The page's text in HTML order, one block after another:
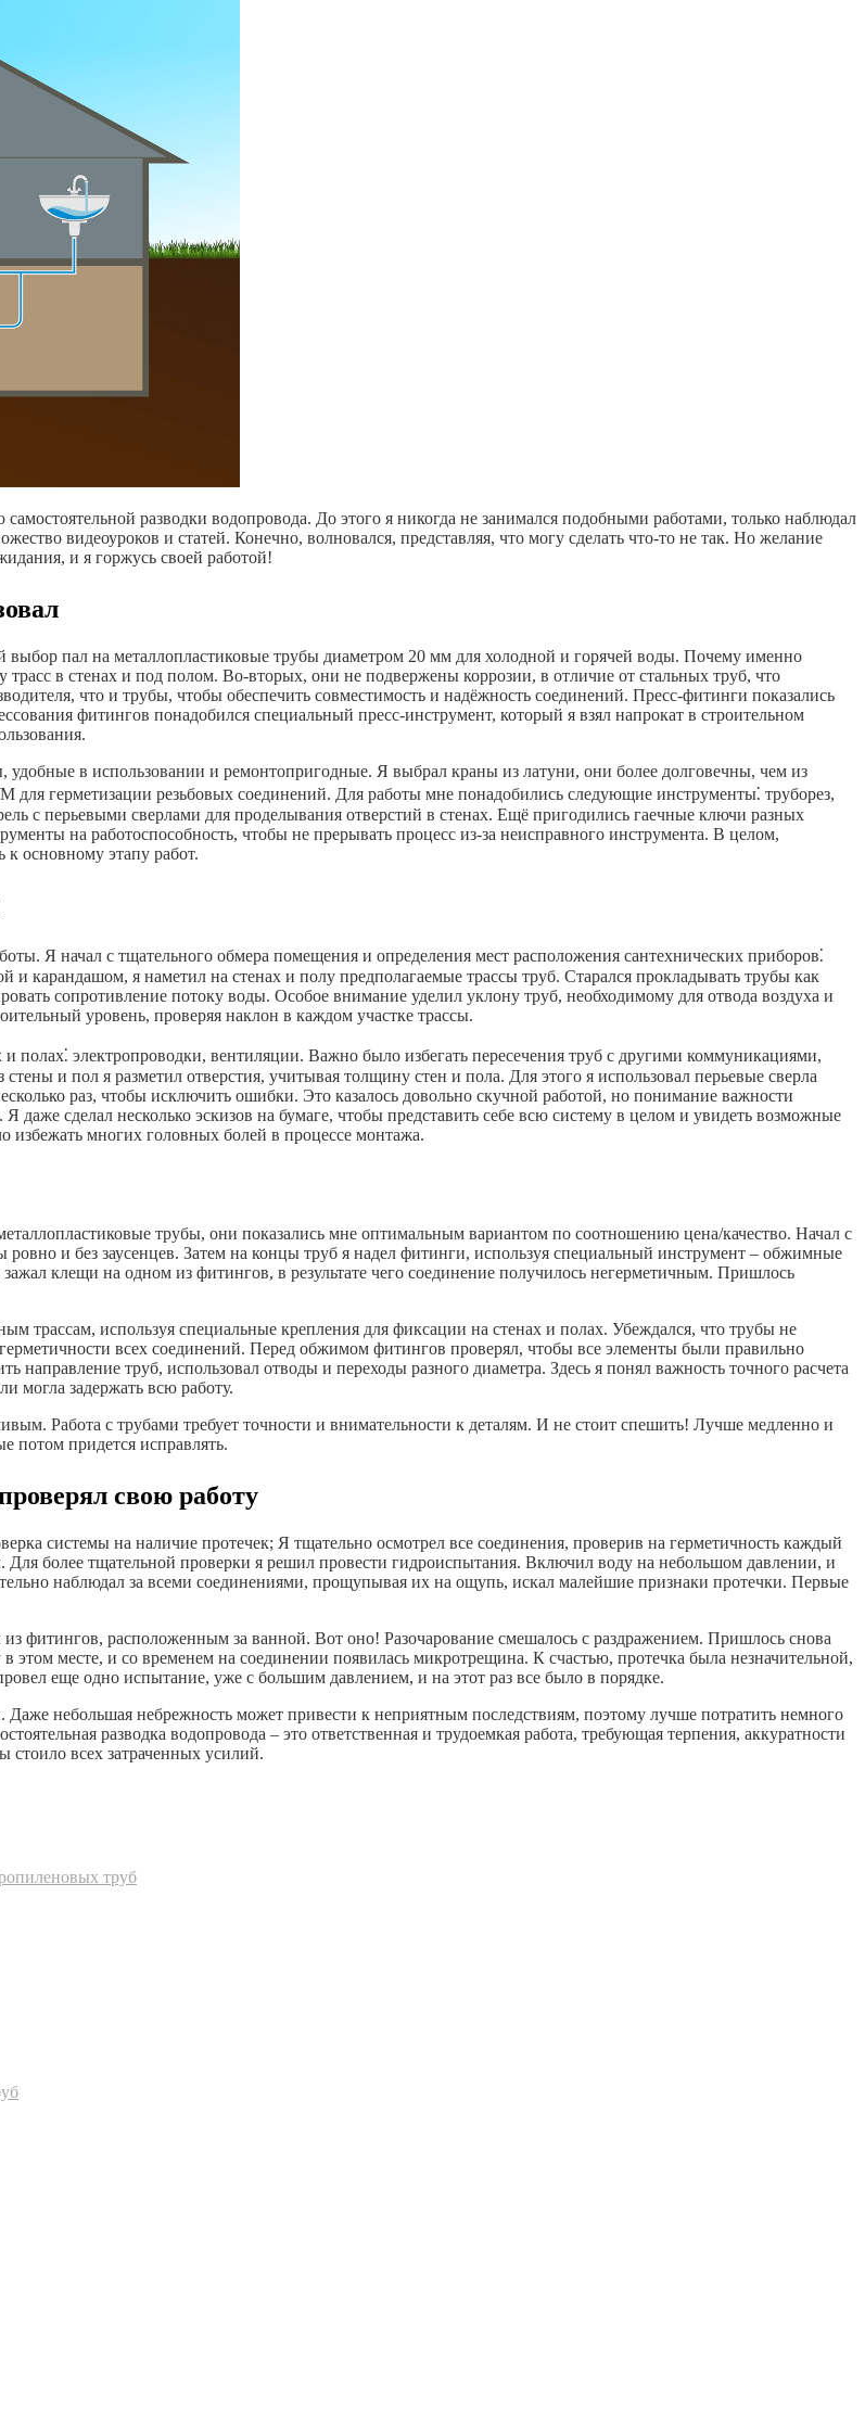
разводки водопровода. До этого я никогда не занимался подобными работами, только наблюдал
видеоуроков и статей. Конечно, волновался, представляя, что могу сделать что-то не так. Но желание
и я горжусь своей работой!
пал на металлопластиковые трубы диаметром 20 мм для холодной и горячей воды. Почему именно
в стенах и под полом. Во-вторых, они не подвержены коррозии, в отличие от стальных труб, что
что и трубы, чтобы обеспечить совместимость и надёжность соединений. Пресс-фитинги показались
фитингов понадобился специальный пресс-инструмент, который я взял напрокат в строительном
в использовании и ремонтопригодные. Я выбрал краны из латуни, они более долговечны, чем из
герметизации резьбовых соединений. Для работы мне понадобились следующие инструменты⁚ труборез,
с перьевыми сверлами для проделывания отверстий в стенах. Ещё пригодились гаечные ключи разных
на работоспособность, чтобы не прерывать процесс из-за неисправного инструмента. В целом,
к основному этапу работ.
Я начал с тщательного обмера помещения и определения мест расположения сантехнических приборов⁚
карандашом, я наметил на стенах и полу предполагаемые трассы труб. Старался прокладывать трубы как
сопротивление потоку воды. Особое внимание уделил уклону труб, необходимому для отвода воздуха и
уровень, проверяя наклон в каждом участке трассы.
электропроводки, вентиляции. Важно было избегать пересечения труб с другими коммуникациями,
и пол я разметил отверстия, учитывая толщину стен и пола. Для этого я использовал перьевые сверла
раз, чтобы исключить ошибки. Это казалось довольно скучной работой, но понимание важности
даже сделал несколько эскизов на бумаге, чтобы представить себе всю систему в целом и увидеть возможные
избежать многих головных болей в процессе монтажа.
трубы, они показались мне оптимальным вариантом по соотношению цена/качество. Начал с
ровно и без заусенцев. Затем на концы труб я надел фитинги, используя специальный инструмент – обжимные
клещи на одном из фитингов, в результате чего соединение получилось негерметичным. Пришлось
трассам, используя специальные крепления для фиксации на стенах и полах. Убеждался, что трубы не
всех соединений. Перед обжимом фитингов проверял, чтобы все элементы были правильно
труб, использовал отводы и переходы разного диаметра. Здесь я понял важность точного расчета
могла задержать всю работу.
Работа с трубами требует точности и внимательности к деталям. И не стоит спешить! Лучше медленно и
потом придется исправлять.
свою работу
системы на наличие протечек; Я тщательно осмотрел все соединения, проверив на герметичность каждый
Для более тщательной проверки я решил провести гидроиспытания. Включил воду на небольшом давлении, и
наблюдал за всеми соединениями, прощупывая их на ощупь, искал малейшие признаки протечки. Первые
фитингов, расположенным за ванной. Вот оно! Разочарование смешалось с раздражением. Пришлось снова
этом месте, и со временем на соединении появилась микротрещина. К счастью, протечка была незначительной,
еще одно испытание, уже с большим давлением, и на этот раз все было в порядке.
небольшая небрежность может привести к неприятным последствиям, поэтому лучше потратить немного
разводка водопровода – это ответственная и трудоемкая работа, требующая терпения, аккуратности
стоило всех затраченных усилий.
труб